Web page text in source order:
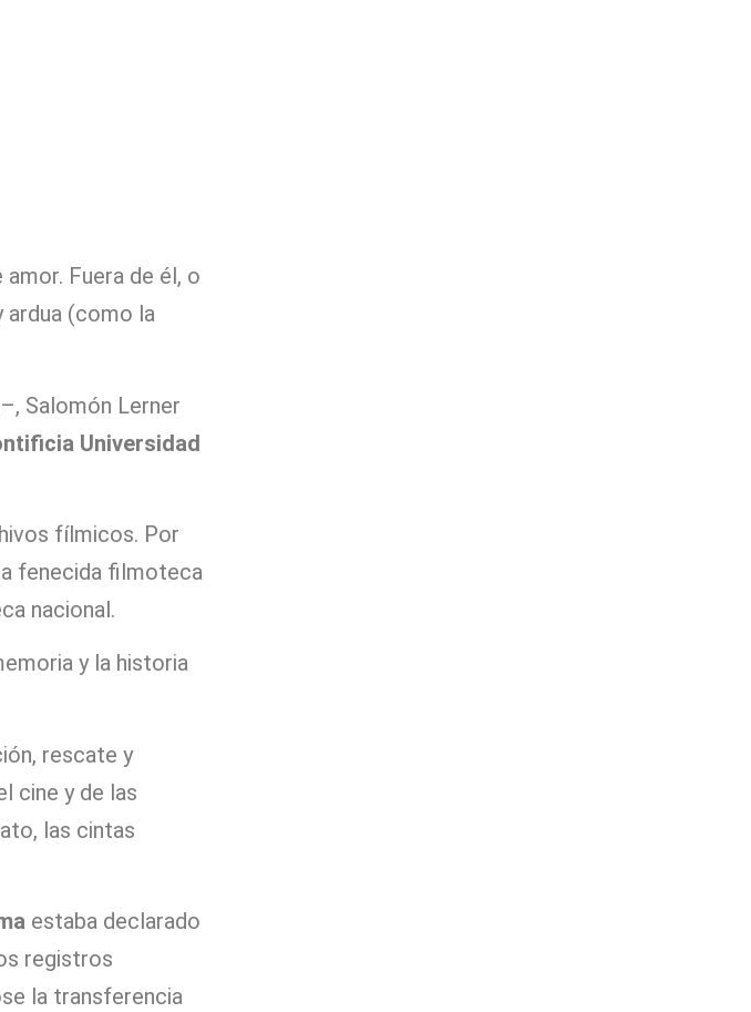
Fuera de él, o
ardua (como la
Salomón Lerner
Universidad
fílmicos. Por
fenecida filmoteca
nacional.
y la historia
rescate y
cine y de las
las cintas
estaba declarado
registros
la transferencia